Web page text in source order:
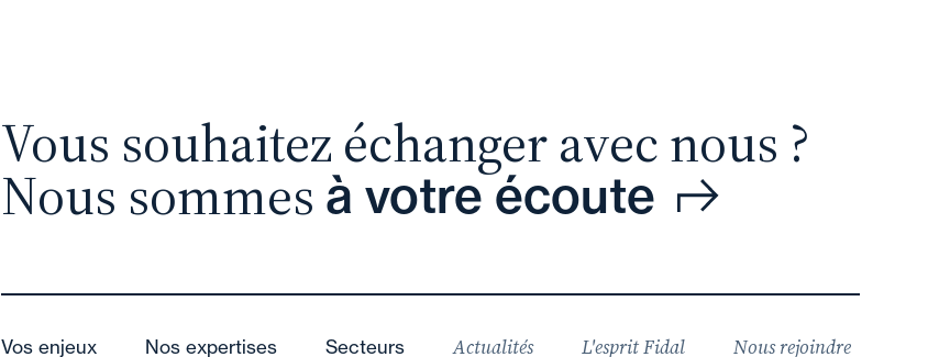
Vous souhaitez échanger avec nous ?
Nous sommes à votre écoute
Vos enjeux Nos expertises Secteurs Actualités L'esprit Fidal Nous rejoindre